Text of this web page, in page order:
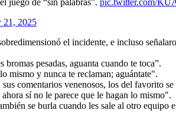
juego de “sin palabras”. pic.twitter.com/
21, 2025
el incidente, e incluso
pesadas, aguanta cuando te toca”.
mismo y nunca te reclaman; aguántate".
comentarios venenosos, los del favorito se
sí no le parece que le hagan lo mismo".
se burla cuando les sale al otro